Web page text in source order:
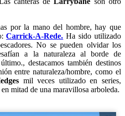
por la mano del hombre, hay que
Carrick-A-Rede. Ha sido utilizado
No se pueden olvidar los
a la naturaleza al borde de
destacamos también destinos
entre naturaleza/hombre, como el
mil veces utilizado en series,
mitad de una maravillosa arboleda.